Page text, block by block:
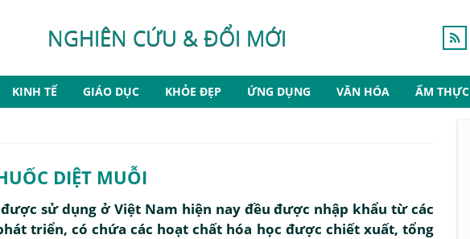
NGHIÊN CỨU & ĐỔI MỚI
KINH TẾ GIÁO DỤC KHỎE ĐẸP ỨNG DỤNG VĂN HÓA ẨM THỰC
DIỆT MUỖI
sử dụng ở Việt Nam hiện nay đều được nhập khẩu từ các
triển, có chứa các hoạt chất hóa học được chiết xuất, tổng